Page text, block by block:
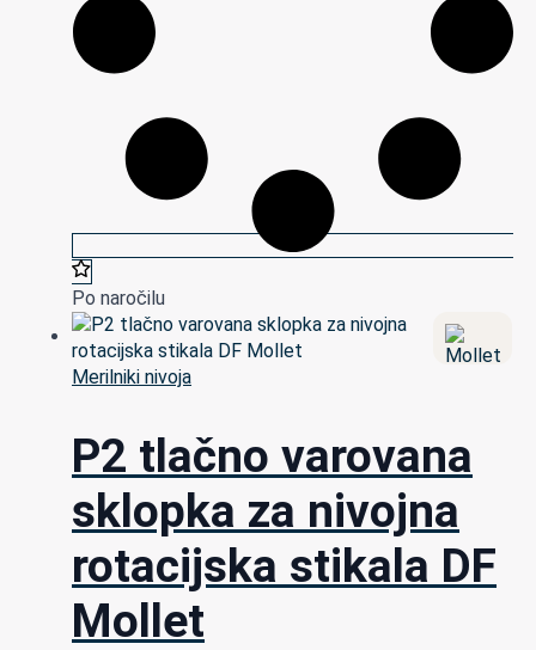
Po naročilu
Merilniki nivoja
P2 tlačno varovana
sklopka za nivojna
rotacijska stikala DF
Mollet